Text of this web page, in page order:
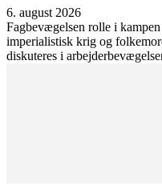
6. august 2026
Fagbevægelsen rolle i
imperialistisk krig og
diskuteres i